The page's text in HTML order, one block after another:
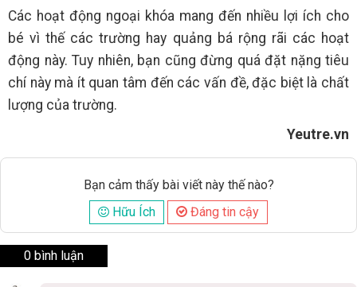
Các hoạt động ngoại khóa mang đến nhiều lợi ích cho
bé vì thế các trường hay quảng bá rộng rãi các hoạt
động này. Tuy nhiên, bạn cũng đừng quá đặt nặng tiêu
chí này mà ít quan tâm đến các vấn đề, đặc biệt là chất
lượng của trường.
Yeutre.vn
Bạn cảm thấy bài viết này thế nào?
Hữu Ích
Đáng tin cậy
0 bình luận